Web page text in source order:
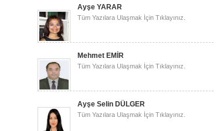
Ayşe YARAR
Tüm Yazılara Ulaşmak İçin Tıklayınız.
Mehmet EMİR
Tüm Yazılara Ulaşmak İçin Tıklayınız.
Ayşe Selin DÜLGER
Tüm Yazılara Ulaşmak İçin Tıklayınız.